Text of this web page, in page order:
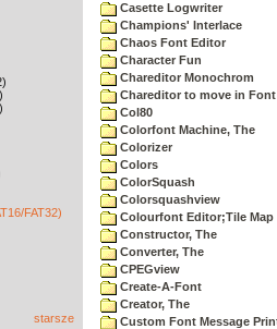
FAT32)
starsze
Casette Logwriter
Champions' Interlace
Chaos Font Editor
Character Fun
Chareditor Monochrom
Chareditor to move in Font
Col80
Colorfont Machine, The
Colorizer
Colors
ColorSquash
Colorsquashview
Colourfont Editor;Tile Map
Constructor, The
Converter, The
CPEGview
Create-A-Font
Creator, The
Custom Font Message